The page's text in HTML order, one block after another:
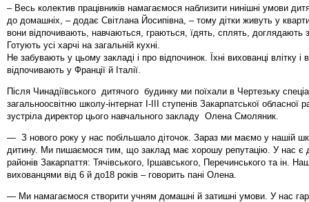
– Весь колектив працівників намагаємося наблизити нинішні умови
до домашніх, – додає Світлана Йосипівна, – тому дітки живуть у
вони відпочивають, навчаються, граються, їдять, сплять, доглядають
Готують усі харчі на загальній кухні.
Не забувають у цьому закладі і про відпочинок. Їхні вихованці влітку і
відпочивають у Франції й Італії.
Після Чинадіївського дитячого будинку ми поїхали в Чертезьку
загальноосвітню школу-інтернат I-III ступенів Закарпатської обласної
зустріла директор цього навчального закладу Олена Смоляник.
— З нового року у нас побільшало діточок. Зараз ми маємо у нашій
дитину. Ми пишаємося тим, що заклад має хорошу репутацію. У нас є
районів Закарпаття: Тячівського, Іршавського, Перечинського та ін.
вихованцями від 6 й до18 років – говорить пані Олена.
— Ми намагаємося створити учням домашні й затишні умови. У нас